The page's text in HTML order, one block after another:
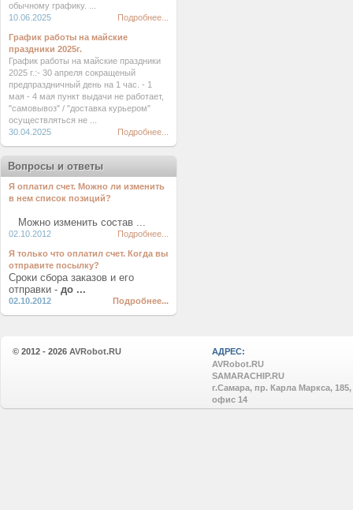
обычному графику. ...
10.06.2025
Подробнее...
График работы на майские
праздники 2025г.
График работы на майские праздники
2025 г.:- 30 апреля сокращеный
предпраздничный день на 1 час. - 1
мая - 4 мая пункт выдачи не работает,
"самовывоз" / "доставка курьером"
осуществляться не ...
30.04.2025
Подробнее...
Вопросы и ответы
Я оплатил счет. Можно ли изменить
в нем список позиций?
Можно изменить состав ...
02.10.2012 Подробнее...
Я только что оплатил счет. Когда вы
отправите посылку?
Сроки сбора заказов и его
отправки - до ...
02.10.2012 Подробнее...
© 2012 - 2026 AVRobot.RU
АДРЕС:
AVRobot.RU
SAMARACHIP.RU
г.Самара, пр. Карла Маркса, 185,
офис 14